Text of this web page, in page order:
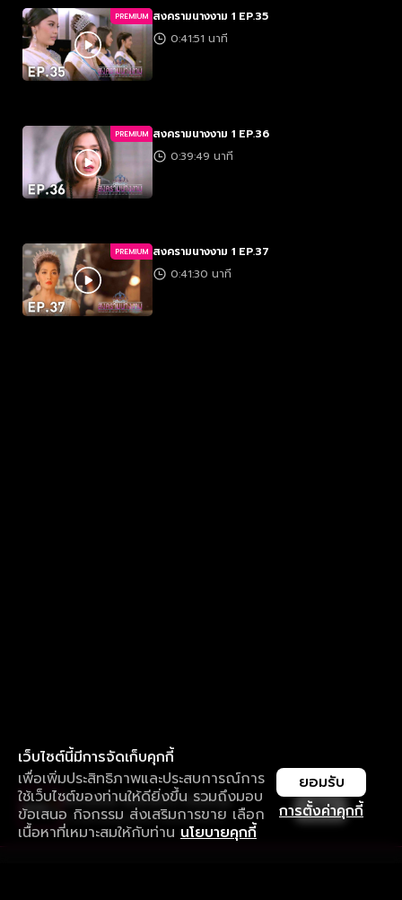
PREMIUM สงครามนางงาม 1 EP.35
0:41:51 นาที
PREMIUM สงครามนางงาม 1 EP.36
0:39:49 นาที
PREMIUM สงครามนางงาม 1 EP.37
0:41:30 นาที
เว็บไซต์นี้มีการจัดเก็บคุกกี้
เพื่อเพิ่มประสิทธิภาพและประสบการณ์การ
ใช้เว็บไซต์ของท่านให้ดียิ่งขึ้น รวมถึงมอบ
ข้อเสนอ กิจกรรม ส่งเสริมการขาย เลือก
เนื้อหาที่เหมาะสมให้กับท่าน นโยบายคุกกี้
การตั้งค่าคุกกี้
ยอมรับ
ใช้งานแอป ลื่นไหลกว่า ไม่มีสะดุด
ดาวน์โหลดแอปเพื่อการรับชมที่ดีกว่า เปิด